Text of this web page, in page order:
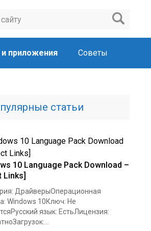
приложения Советы
статьи
10 Language Pack Download –
Links]
ДрайверыОперационная
Windows 10Ключ: Не
язык: ЕстьЛицензия: